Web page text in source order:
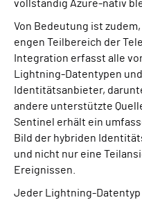
vollständig Azure-nativ
Von Bedeutung ist
engen Teilbereich der
Integration erfasst alle
Lightning-Datentypen
Identitätsanbieter,
andere unterstützte
Sentinel erhält ein
Bild der hybriden
und nicht nur eine
Ereignissen.
Jeder Lightning-